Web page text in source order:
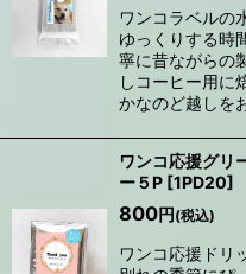
ワンコラベルの
ゆっくりする時
寧に昔ながらの
しコーヒー用に
かなのど越しを
ワンコ応援グリ
ー５P [1PD20]
800円(税込)
ワンコ応援ドリ